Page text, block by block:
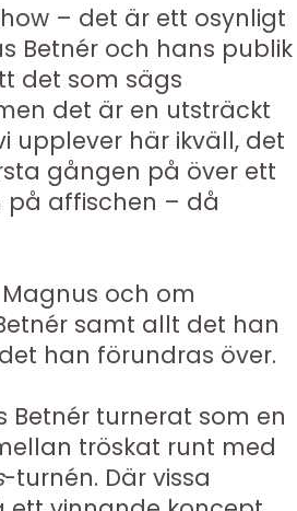
– det är ett osynligt
Betnér och hans publik
det som sägs
det är en utsträckt
upplever här ikväll, det
gången på över ett
på affischen – då
och om
samt allt det han
han förundras över.
Betnér turnerat som en
tröskat runt med
-turnén. Där vissa